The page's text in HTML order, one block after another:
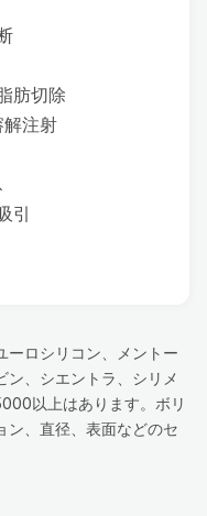
肪切除
解注射
引
ーロシリコン、メントー
ン、シエントラ、シリメ
以上はあります。ボリ
ン、直径、表面などのセ